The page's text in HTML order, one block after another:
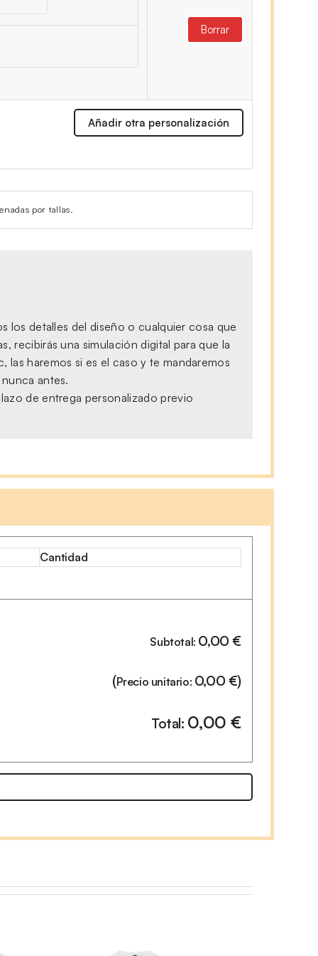
Borrar
Añadir otra personalización
por tallas.
los detalles del diseño o cualquier cosa que
recibirás una simulación digital para que la
haremos si es el caso y te mandaremos
antes.
de entrega personalizado previo
Cantidad
Subtotal: 0,00€
(Precio unitario: 0,00€)
Total: 0,00€